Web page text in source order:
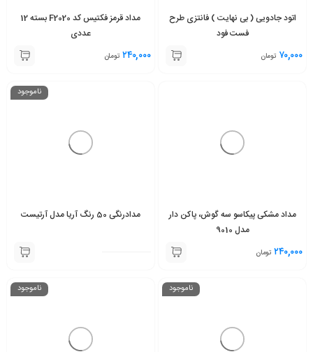
اتود جادویی ( بی نهایت ) فانتزی طرح
فست فود
۷۰,۰۰۰ تومان
مداد قرمز فکتیس کد F2020 بسته 12
عددی
۲۴۰,۰۰۰ تومان
مداد مشکی پیکاسو سه گوش، پاکن دار
مدل 9010
۲۴۰,۰۰۰ تومان
ناموجود
مدادرنگی 50 رنگ آریا مدل آرتیست
ناموجود ناموجود